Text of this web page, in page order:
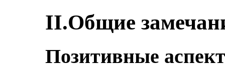
II.Общие
Позитивные